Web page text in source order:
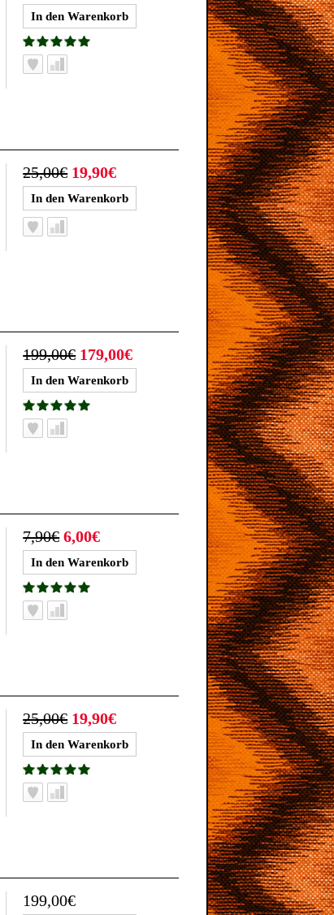
25,00€ 19,90€
199,00€ 179,00€
7,90€ 6,00€
25,00€ 19,90€
199,00€